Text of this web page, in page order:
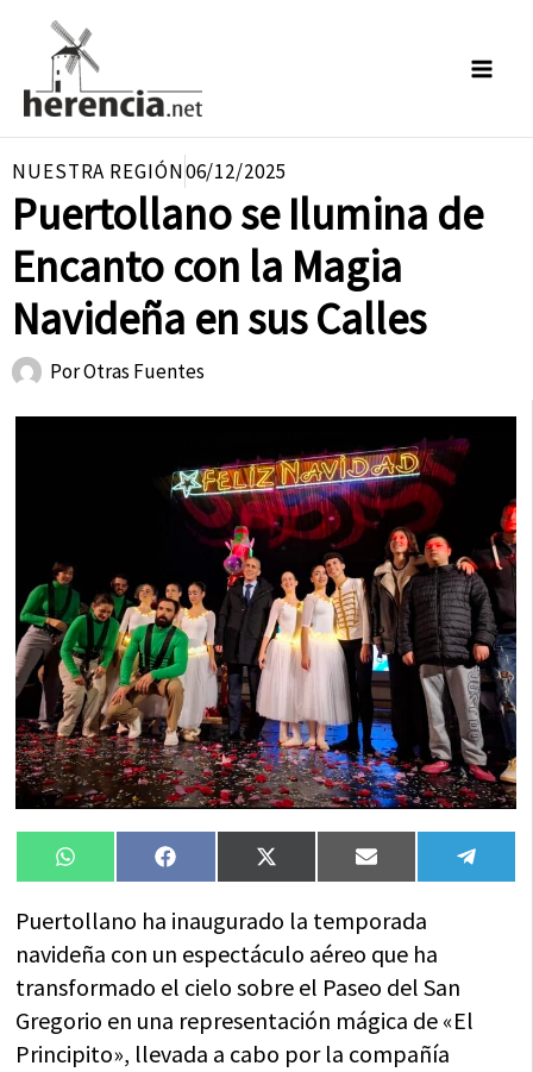
contenido
NUESTRA REGIÓN06/12/2025
Puertollano se Ilumina de
Encanto con la Magia
Navideña en sus Calles
PorOtras Fuentes
Compartir
en
WhatsAppCompartir
en
FacebookCompartir
en
X
(Twitter)
Compartir
en
Email
en
Puertollano ha inaugurado la temporada
navideña con un espectáculo aéreo que ha
transformado el cielo sobre el Paseo del San
Gregorio en una representación mágica de «El
Principito», llevada a cabo por la compañía